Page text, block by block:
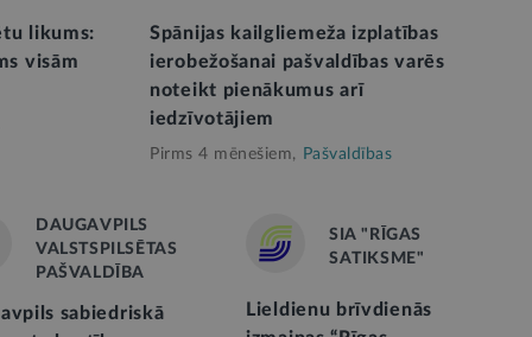
likums:
visām
Spānijas kailgliemeža izplatības
ierobežošanai pašvaldības varēs
noteikt pienākumus arī
iedzīvotājiem
Pirms 4 mēnešiem, Pašvaldības
DAUGAVPILS
VALSTSPILSĒTAS
PAŠVALDĪBA
sabiedriskā
SIA "RĪGAS
SATIKSME"
Lieldienu brīvdienās